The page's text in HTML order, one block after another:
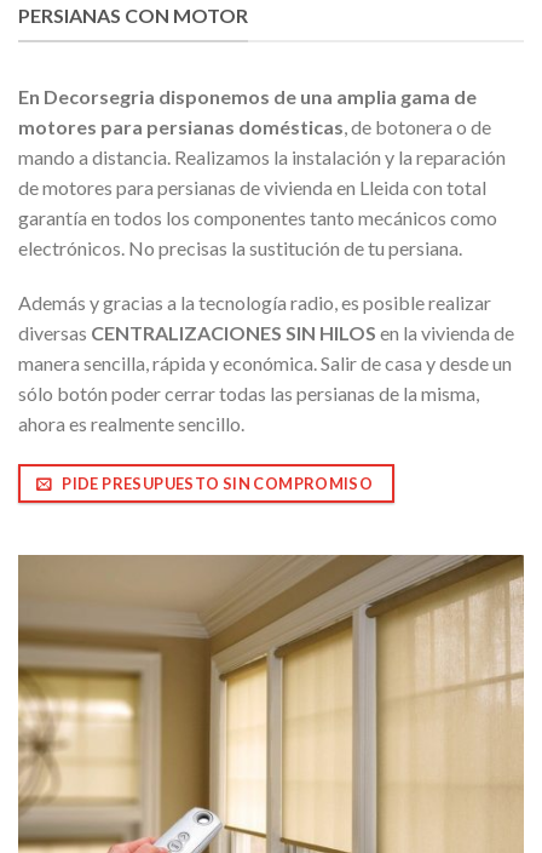
PERSIANAS CON MOTOR
En Decorsegria disponemos de una amplia gama de
motores para persianas domésticas , de botonera o de
mando a distancia. Realizamos la instalación y la reparación
de motores para persianas de vivienda en Lleida con total
garantía en todos los componentes tanto mecánicos como
electrónicos. No precisas la sustitución de tu persiana.
Además y gracias a la tecnología radio, es posible realizar
diversas CENTRALIZACIONES SIN HILOS en la vivienda de
manera sencilla, rápida y económica. Salir de casa y desde un
sólo botón poder cerrar todas las persianas de la misma,
ahora es realmente sencillo.
PIDE PRESUPUESTO SIN COMPROMISO